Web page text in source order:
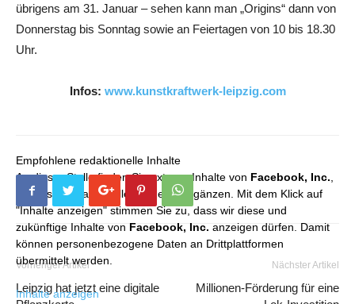
übrigens am 31. Januar – sehen kann man „Origins“ dann von
Donnerstag bis Sonntag sowie an Feiertagen von 10 bis 18.30
Uhr.
Infos: www.kunstkraftwerk-leipzig.com
Empfohlene redaktionelle Inhalte
An dieser Stelle finden Sie externe Inhalte von Facebook, Inc.
die unser redaktionelles Angebot ergänzen. Mit dem Klick auf
"Inhalte anzeigen" stimmen Sie zu, dass wir diese und
zukünftige Inhalte von Facebook, Inc. anzeigen dürfen. Damit
können personenbezogene Daten an Drittplattformen
übermittelt werden.
Inhalte anzeigen
Vorheriger Artikel
Leipzig hat jetzt eine digitale
Nächster Artikel
Millionen-Förderung für eine